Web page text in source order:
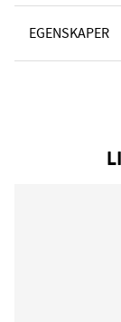
EGENSKAPER